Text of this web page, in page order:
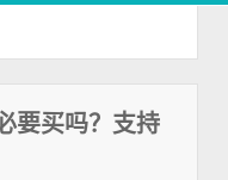
要买吗？支持